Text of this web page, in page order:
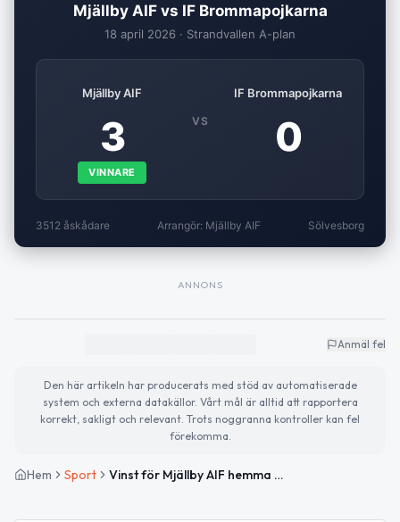
Mjällby AIF vs IF Brommapojkarna
18 april 2026 · Strandvallen A-plan
Mjällby AIF
3
VINNARE
VS
IF Brommapojkarna
0
3512 åskådare Arrangör: Mjällby AIF Sölvesborg
ANNONS
Anmäl fel
Den här artikeln har producerats med stöd av automatiserade
system och externa datakällor. Vårt mål är alltid att rapportera
korrekt, sakligt och relevant. Trots noggranna kontroller kan fel
förekomma.
Hem Sport Vinst för Mjällby AIF hemma mot IF Brommapojkarna